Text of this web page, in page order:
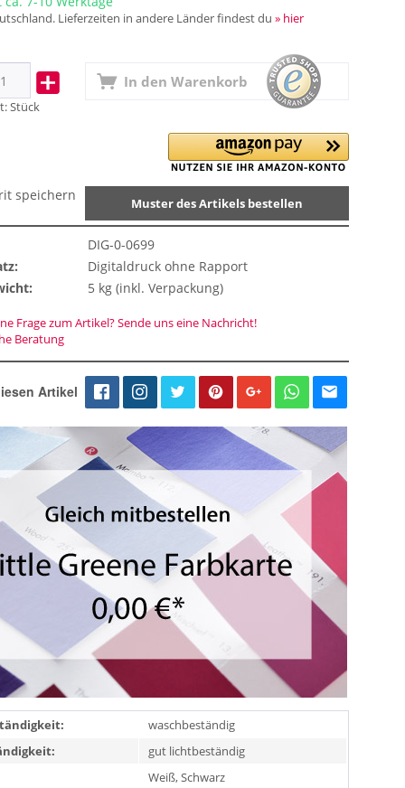
Lieferzeiten in andere Länder findest du» hier
Stück
In den Warenkorb
Muster des Artikels bestellen
speichern
DIG-0-0699
Digitaldruck ohne Rapport
5 kg (inkl. Verpackung)
Frage zum Artikel? Sende uns eine Nachricht!
Beratung
Artikel
waschbeständig
gut lichtbeständig
Weiß, Schwarz